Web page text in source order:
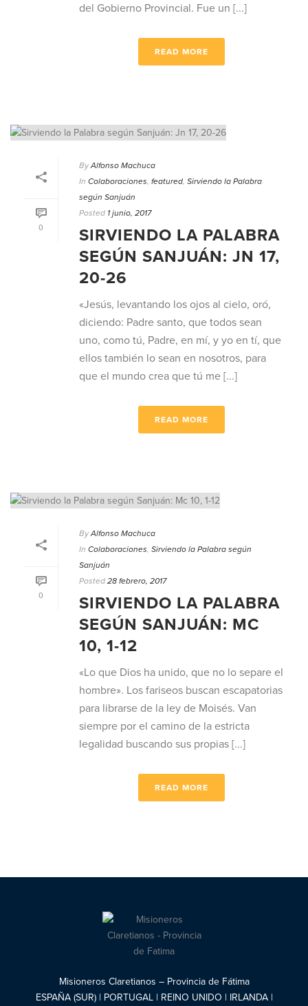
del Gobierno Provincial. Fue un [...]
READ MORE
0
By Alfonso Machuca
In Colaboraciones featured Sirviendo la Palabra
según Sanjuán
Posted 1 junio, 2017
SIRVIENDO LA PALABRA
SEGÚN SANJUÁN: JN 17,
20-26
«Jesús, levantando los ojos al cielo, oró,
diciendo: Padre santo, que todos sean
uno, como tú, Padre, en mí, y yo en tí, que
ellos también lo sean en nosotros, para
que el mundo crea que tú me [...]
READ MORE
0
By Alfonso Machuca
In Colaboraciones, Sirviendo la Palabra según
Sanjuán
Posted 28 febrero, 2017
SIRVIENDO LA PALABRA
SEGÚN SANJUÁN: MC
10, 1-12
«Lo que Dios ha unido, que no lo separe el
hombre». Los fariseos buscan escapatorias
para librarse de la ley de Moisés. Van
siempre por el camino de la estricta
legalidad buscando sus propias [...]
READ MORE
Misioneros Claretianos – Provincia de Fátima
ESPAÑA (SUR) | PORTUGAL | REINO UNIDO | IRLANDA |